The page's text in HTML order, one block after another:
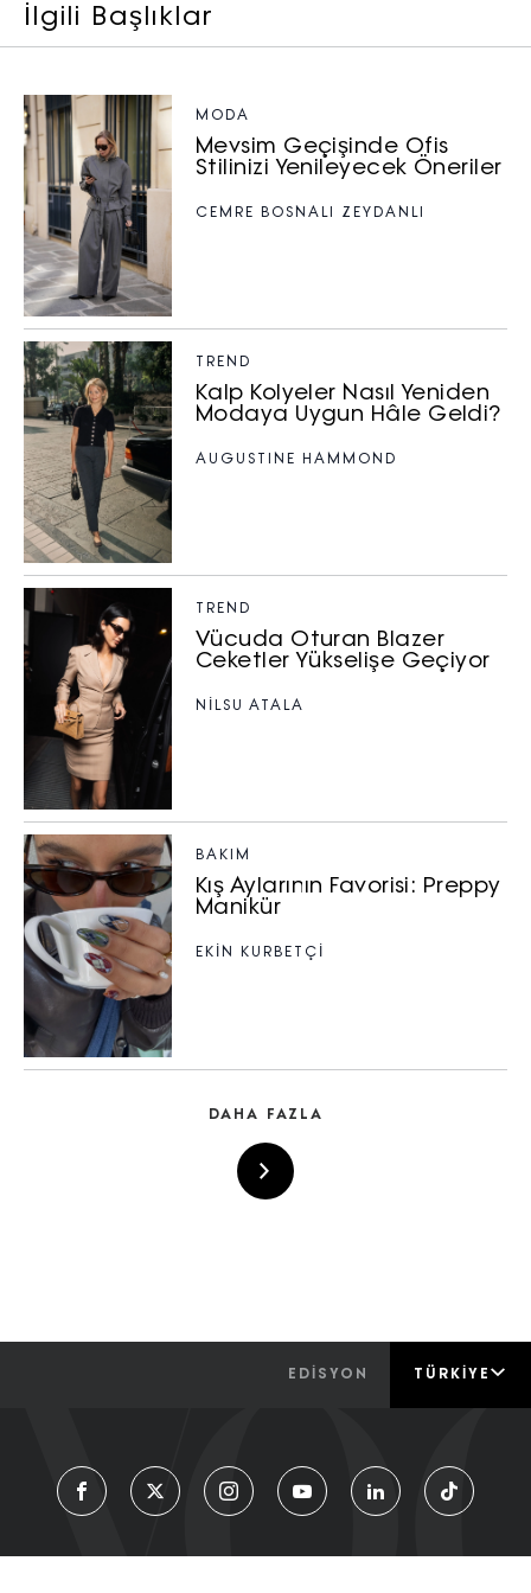
İlgili Başlıklar
MODA
Mevsim Geçişinde Ofis
Stilinizi Yenileyecek Öneriler
CEMRE BOSNALI ZEYDANLI
TREND
Kalp Kolyeler Nasıl Yeniden
Modaya Uygun Hâle Geldi?
AUGUSTINE HAMMOND
TREND
Vücuda Oturan Blazer
Ceketler Yükselişe Geçiyor
NILSU ATALA
BAKIM
Kış Aylarının Favorisi: Preppy
Manikür
EKİN KURBETÇİ
DAHA FAZLA
EDİSYON TÜRKIYE